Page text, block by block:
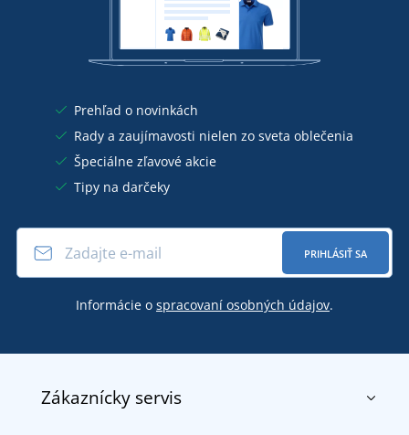
Prehľad o novinkách
Rady a zaujímavosti nielen zo sveta oblečenia
Špeciálne zľavové akcie
Tipy na darčeky
PRIHLÁSIŤ SA
Informácie o spracovaní osobných údajov.
Zákaznícky servis